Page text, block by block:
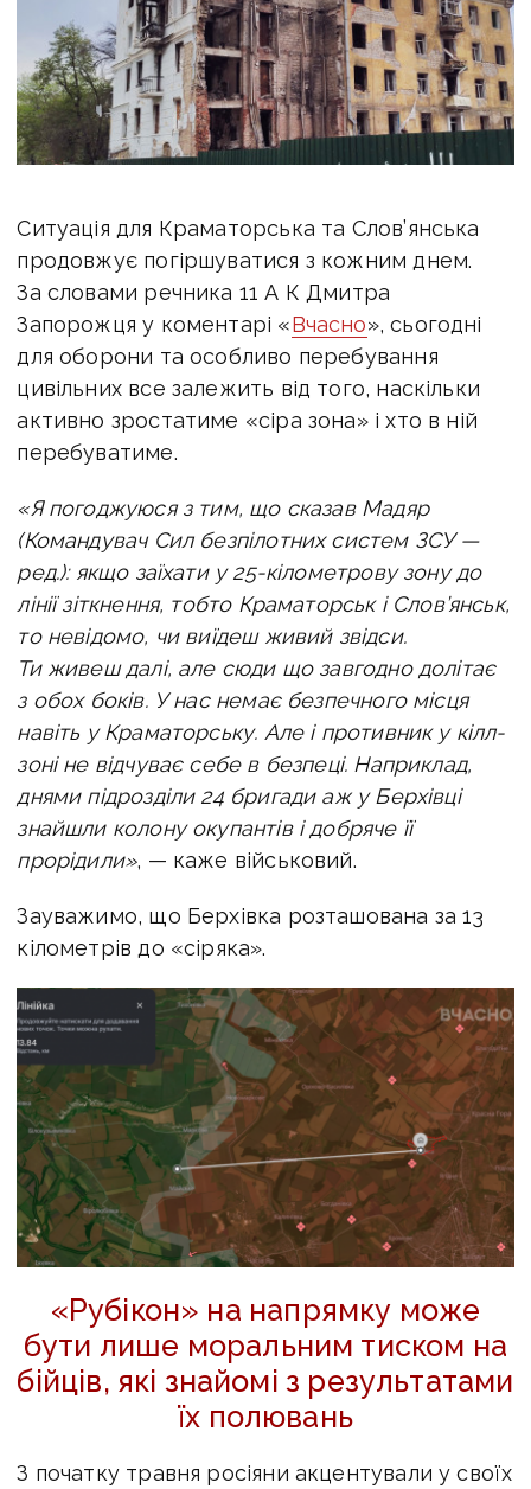
Ситуація для Краматорська та Слов’янська
продовжує погіршуватися з кожним днем.
За словами речника 11А К Дмитра
Запорожця у коментарі «Вчасно», сьогодні
для оборони та особливо перебування
цивільних все залежить від того, наскільки
активно зростатиме «сіра зона» і хто в ній
перебуватиме.
«Я погоджуюся з тим, що сказав Мадяр
(Командувач Сил безпілотних систем ЗСУ —
ред.): якщо заїхати у 25-кілометрову зону до
лінії зіткнення, тобто Краматорськ і Слов’янськ,
то невідомо, чи виїдеш живий звідси.
Ти живеш далі, але сюди що завгодно долітає
з обох боків. У нас немає безпечного місця
навіть у Краматорську. Але і противник у кілл-
зоні не відчуває себе в безпеці. Наприклад,
днями підрозділи 24 бригади аж у Берхівці
знайшли колону окупантів і добряче її
прорідили», — каже військовий.
Зауважимо, що Берхівка розташована за 13
кілометрів до «сіряка».
«Рубікон» на напрямку може
бути лише моральним тиском на
бійців, які знайомі з результатами
їх полювань
З початку травня росіяни акцентували у своїх